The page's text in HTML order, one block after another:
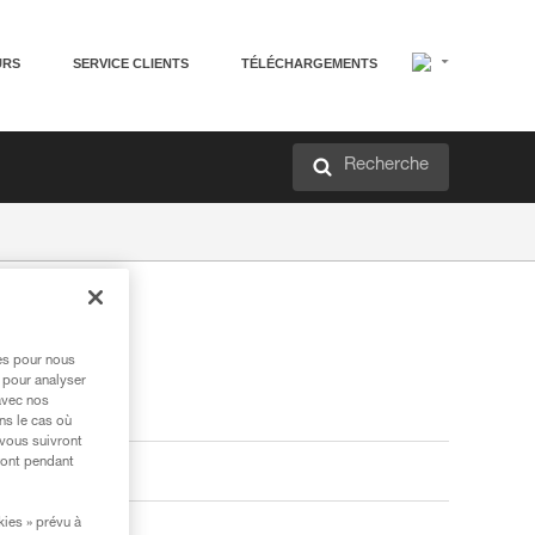
SERVICE CLIENTS TÉLÉCHARGEMENTS
Recherche
pour nous
analyser
nos
le cas où
suivront
pendant
» prévu à